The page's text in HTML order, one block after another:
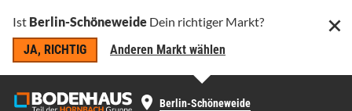
Ist Berlin-Schöneweide Dein richtiger Markt?
JA, RICHTIG
Anderen Markt wählen
Berlin-Schöneweide